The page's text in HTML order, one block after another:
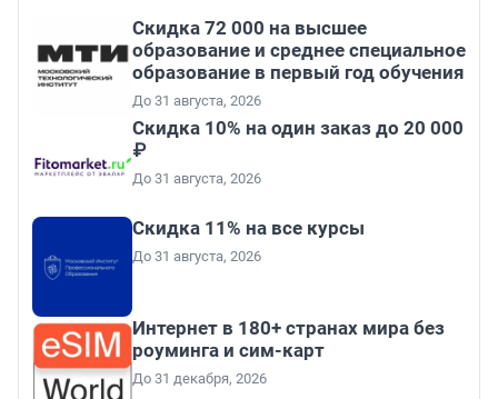
Скидка 72 000 на высшее
образование и среднее специальное
образование в первый год обучения
До 31 августа, 2026
Скидка 10% на один заказ до 20 000
₽
До 31 августа, 2026
Скидка 11% на все курсы
До 31 августа, 2026
Интернет в 180+ странах мира без
роуминга и сим-карт
До 31 декабря, 2026